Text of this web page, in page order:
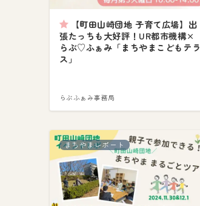
【町田山崎団地 子育て広場】出
張たっちも大好評！UR都市機構×
らぶ♡ふぁみ「まちやまこどもテラ
ス」
らぶふぁみ事務局
まちやまレポート